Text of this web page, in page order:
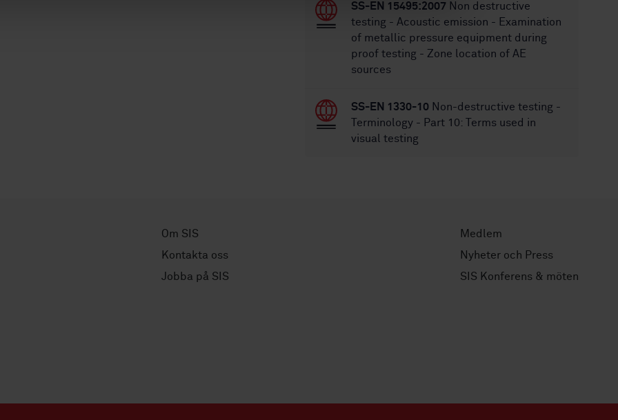
SS-EN 15495:2007 Non destructive
testing - Acoustic emission - Examination
of metallic pressure equipment during
proof testing - Zone location of AE
sources
SS-EN 1330-10 Non-destructive testing -
Terminology - Part 10: Terms used in
visual testing
Om SIS
Kontakta oss
Jobba på SIS
Medlem
Nyheter och Press
SIS Konferens & möten